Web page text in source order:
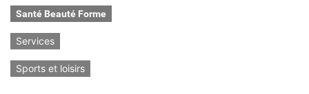
Santé Beauté Forme
Services
Sports et loisirs